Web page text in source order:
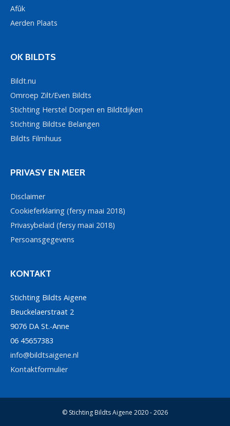
Afûk
Aerden Plaats
OK BILDTS
Bildt.nu
Omroep Zilt/Even Bildts
Stichting Herstel Dorpen en Bildtdijken
Stichting Bildtse Belangen
Bildts Filmhuus
PRIVASY EN MEER
Disclaimer
Cookieferklaring (fersy maai 2018)
Privasybelaid (fersy maai 2018)
Persoansgegevens
KONTAKT
Stichting Bildts Aigene
Beuckelaerstraat 2
9076 DA St.-Anne
06 45657383
info@bildtsaigene.nl
Kontaktformulier
© Stichting Bildts Aigene 2020 - 2026